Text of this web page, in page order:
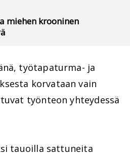
miehen krooninen
työtapaturma- ja
korvataan vain
työnteon yhteydessä
tauoilla sattuneita